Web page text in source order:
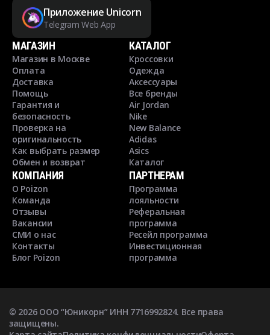
Приложение Unicorn
Telegram Web App
МАГАЗИН
Магазин в Москве
Оплата
Доставка
Помощь
Гарантия и
безопасность
Проверка на
оригинальность
Как выбрать размер
Обмен и возврат
КАТАЛОГ
Кроссовки
Одежда
Аксессуары
Все бренды
Air Jordan
Nike
New Balance
Adidas
Asics
Каталог
КОМПАНИЯ
О Poizon
Команда
Отзывы
Вакансии
СМИ о нас
Контакты
Блог Poizon
ПАРТНЕРАМ
Программа
лояльности
Реферальная
программа
Ресейл программа
Инвестиционная
программа
© 2026ООО “Юникорн” ИНН 7716992824. Все права
защищены.